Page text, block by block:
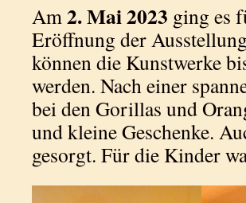
Am2. Mai 2023 ging es
Eröffnung der
können die Kunstwerke
werden. Nach einer
bei den Gorillas und
und kleine Geschenke.
gesorgt. Für die Kinder